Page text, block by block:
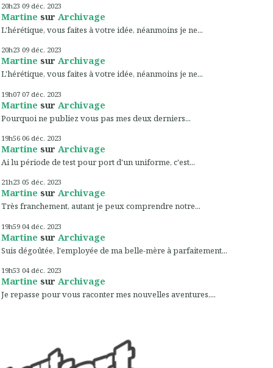
20h23 09 déc. 2023
Martine sur Archivage
L'hérétique, vous faites à votre idée, néanmoins je ne...
20h23 09 déc. 2023
Martine sur Archivage
L'hérétique, vous faites à votre idée, néanmoins je ne...
19h07 07 déc. 2023
Martine sur Archivage
Pourquoi ne publiez vous pas mes deux derniers...
19h56 06 déc. 2023
Martine sur Archivage
Ai lu période de test pour port d'un uniforme, c'est...
21h23 05 déc. 2023
Martine sur Archivage
Très franchement, autant je peux comprendre notre...
19h59 04 déc. 2023
Martine sur Archivage
Suis dégoûtée, l'employée de ma belle-mère à parfaitement...
19h53 04 déc. 2023
Martine sur Archivage
Je repasse pour vous raconter mes nouvelles aventures,...